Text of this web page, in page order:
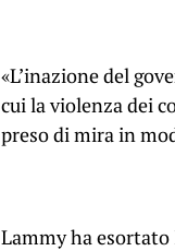
«L’inazione del
cui la violenza dei
preso di mira in
Lammy ha esortato